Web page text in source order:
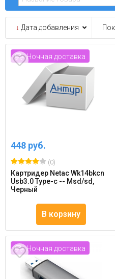
↓ Дата добавления
Ночная доставка
448 руб.
(0)
Картридер Netac Wk14bkcn
Usb3.0 Type-c -- Msd/sd,
Черный
В корзину
Ночная доставка